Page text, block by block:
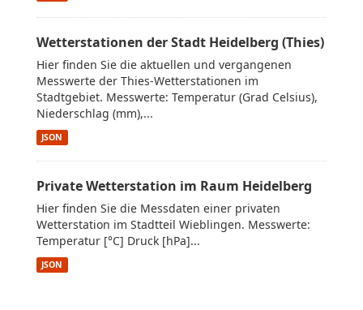
Wetterstationen der Stadt Heidelberg (Thies)
Hier finden Sie die aktuellen und vergangenen
Messwerte der Thies-Wetterstationen im
Stadtgebiet. Messwerte: Temperatur (Grad Celsius),
Niederschlag (mm),...
JSON
Private Wetterstation im Raum Heidelberg
Hier finden Sie die Messdaten einer privaten
Wetterstation im Stadtteil Wieblingen. Messwerte:
Temperatur [°C] Druck [hPa]...
JSON